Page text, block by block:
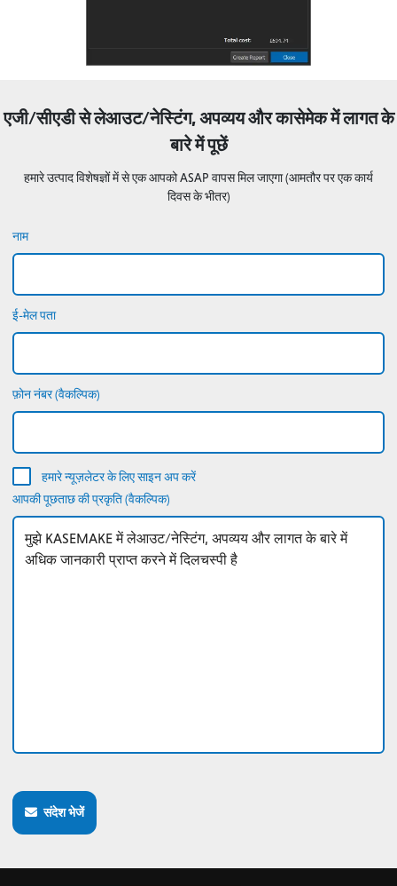
एजी/सीएडी से लेआउट/नेस्टिंग, अपव्यय और कासेमेक में लागत के
बारे में पूछें
हमारे उत्पाद विशेषज्ञों में से एक आपको ASAP वापस मिल जाएगा (आमतौर पर एक कार्य
दिवस के भीतर)
नाम
ई-मेल पता
फ़ोन नंबर (वैकल्पिक)
हमारे न्यूज़लेटर के लिए साइन अप करें
आपकी पूछताछ की प्रकृति (वैकल्पिक)
संदेश भेजें